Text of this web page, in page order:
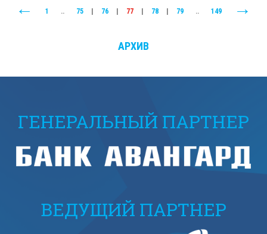
1 .. 75 76 77 78 79 .. 149
АРХИВ
ГЕНЕРАЛЬНЫЙ ПАРТНЕР
ВЕДУЩИЙ ПАРТНЕР